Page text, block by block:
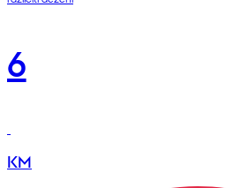
6
KM